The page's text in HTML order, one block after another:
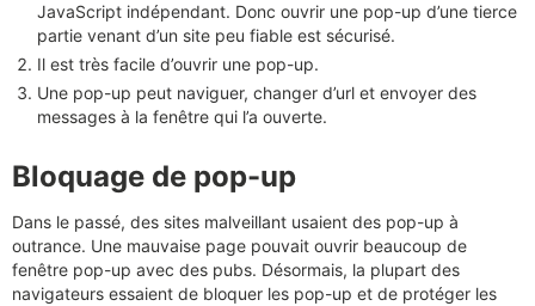
JavaScript indépendant. Donc ouvrir une pop-up d’une tierce
partie venant d’un site peu fiable est sécurisé.
Il est très facile d’ouvrir une pop-up.
Une pop-up peut naviguer, changer d’url et envoyer des
messages à la fenêtre qui l’a ouverte.
Bloquage de pop-up
Dans le passé, des sites malveillant usaient des pop-up à
outrance. Une mauvaise page pouvait ouvrir beaucoup de
fenêtre pop-up avec des pubs. Désormais, la plupart des
navigateurs essaient de bloquer les pop-up et de protéger les